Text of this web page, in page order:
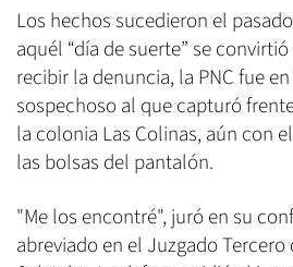
Los hechos sucedieron el
aquél “día de suerte” se
recibir la denuncia, la PNC fue
sospechoso al que capturó
la colonia Las Colinas, aún con
las bolsas del pantalón.
"Me los encontré", juró en su
abreviado en el Juzgado Tercero